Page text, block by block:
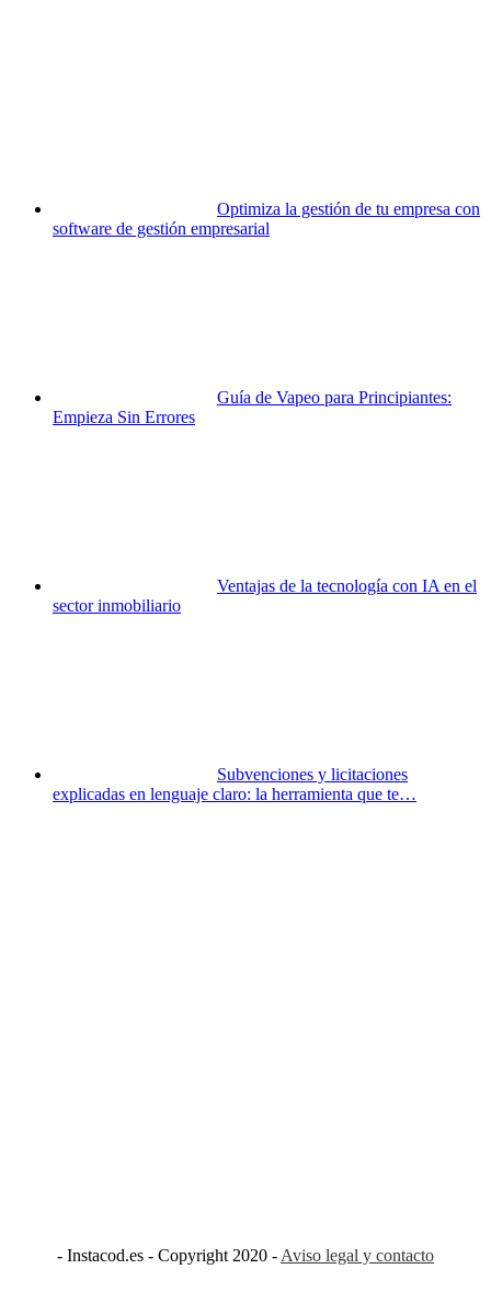
Optimiza la gestión de tu empresa con
software de gestión empresarial
Guía de Vapeo para Principiantes:
Empieza Sin Errores
Ventajas de la tecnología con IA en el
sector inmobiliario
Subvenciones y licitaciones
explicadas en lenguaje claro: la herramienta que te…
- Instacod.es - Copyright 2020 - Aviso legal y contacto